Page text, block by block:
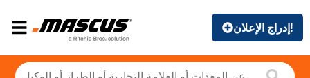
إدراج الإعلان!